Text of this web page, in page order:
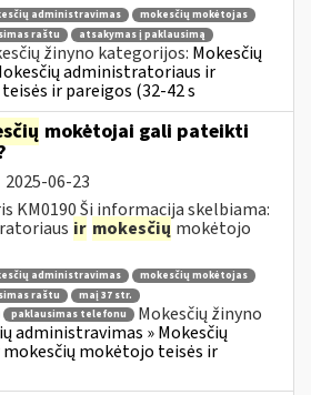
administravimas
mokesčių mokėtojas
raštu
atsakymas į paklausimą
žinyno kategorijos: Mokesčių
administratoriaus ir
ir pareigos (32-42 s
mokėtojai gali pateikti
2025-06-23
KM0190 Ši informacija skelbiama:
ir mokesčių mokėtojo
administravimas
mokesčių mokėtojas
raštu
maį 37 str.
paklausimas telefonu
Mokesčių žinyno
administravimas » Mokesčių
mokėtojo teisės ir